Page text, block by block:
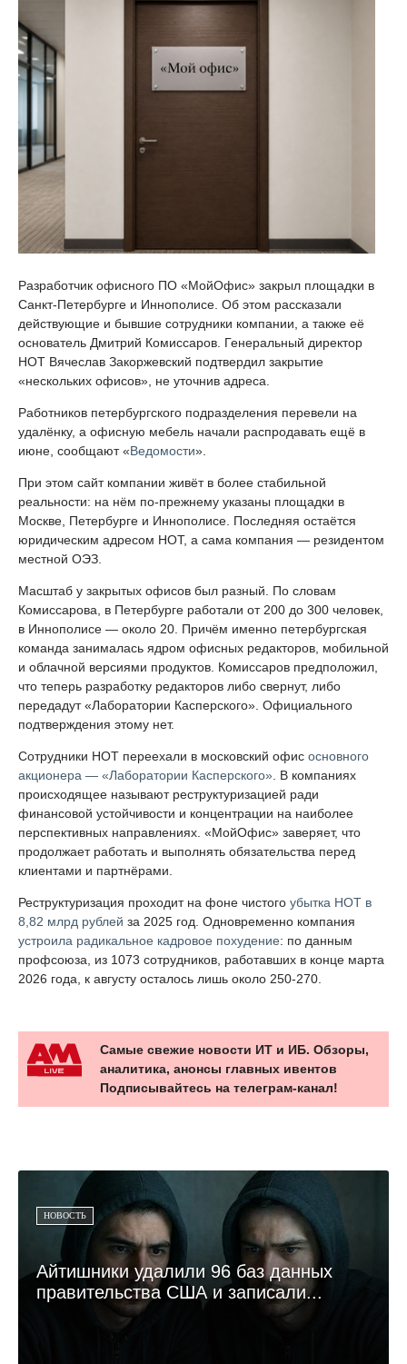
Разработчик офисного ПО «МойОфис» закрыл площадки в
Санкт-Петербурге и Иннополисе. Об этом рассказали
действующие и бывшие сотрудники компании, а также её
основатель Дмитрий Комиссаров. Генеральный директор
НОТ Вячеслав Закоржевский подтвердил закрытие
«нескольких офисов», не уточнив адреса.
Работников петербургского подразделения перевели на
удалёнку, а офисную мебель начали распродавать ещё в
июне, сообщают «Ведомости».
При этом сайт компании живёт в более стабильной
реальности: на нём по-прежнему указаны площадки в
Москве, Петербурге и Иннополисе. Последняя остаётся
юридическим адресом НОТ, а сама компания — резидентом
местной ОЭЗ.
Масштаб у закрытых офисов был разный. По словам
Комиссарова, в Петербурге работали от 200 до 300 человек,
в Иннополисе — около 20. Причём именно петербургская
команда занималась ядром офисных редакторов, мобильной
и облачной версиями продуктов. Комиссаров предположил,
что теперь разработку редакторов либо свернут, либо
передадут «Лаборатории Касперского». Официального
подтверждения этому нет.
Сотрудники НОТ переехали в московский офис основного
акционера — «Лаборатории Касперского». В компаниях
происходящее называют реструктуризацией ради
финансовой устойчивости и концентрации на наиболее
перспективных направлениях. «МойОфис» заверяет, что
продолжает работать и выполнять обязательства перед
клиентами и партнёрами.
Реструктуризация проходит на фоне чистого убытка НОТ в
8,82 млрд рублей за 2025 год. Одновременно компания
устроила радикальное кадровое похудение: по данным
профсоюза, из 1073 сотрудников, работавших в конце марта
2026 года, к августу осталось лишь около 250-270.
Самые свежие новости ИТ и ИБ. Обзоры,
аналитика, анонсы главных ивентов
Подписывайтесь на телеграм-канал!
НОВОСТЬ
Айтишники удалили 96 баз данных
правительства США и записали...